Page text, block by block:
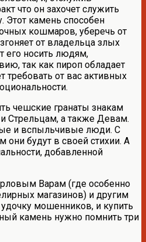
что он захочет служить
Этот камень способен
кошмаров, уберечь от
от владельца злых
его носить людям,
так как пироп обладает
требовать от вас активных
чешские гранаты знакам
Стрельцам, а также Девам.
и вспыльчивые люди. С
будут в своей стихии. А
добавленной
Варам (где особенно
магазинов) и другим
удочку мошенников, и купить
камень нужно помнить три